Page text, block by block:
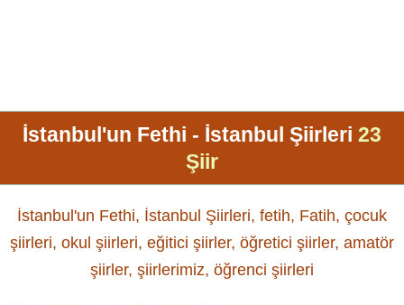
İstanbul'un Fethi - İstanbul Şiirleri 23
Şiir
İstanbul'un Fethi, İstanbul Şiirleri, fetih, Fatih, çocuk
şiirleri, okul şiirleri, eğitici şiirler, öğretici şiirler, amatör
şiirler, şiirlerimiz, öğrenci şiirleri